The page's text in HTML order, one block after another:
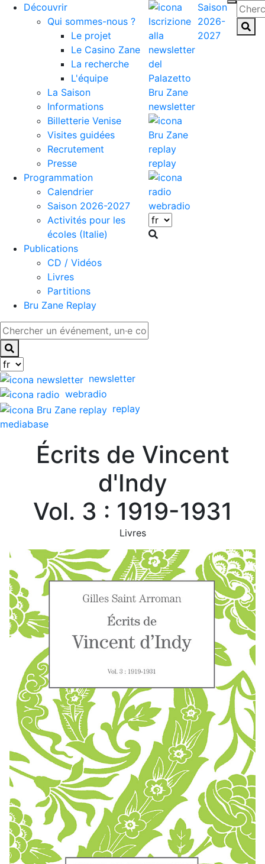
Découvrir
Qui sommes-nous ?
Le projet
Le Casino Zane
La recherche
L'équipe
La Saison
Informations
Billetterie Venise
Visites guidées
Recrutement
Presse
Programmation
Calendrier
Saison 2026-2027
Activités pour les
écoles (Italie)
Publications
CD / Vidéos
Livres
Partitions
Bru Zane Replay
newsletter
webradio
replay
mediabase
newsletter
replay
webradio
Saison
2026-
2027
Écrits de Vincent
d'Indy
Vol. 3 : 1919-1931
Livres